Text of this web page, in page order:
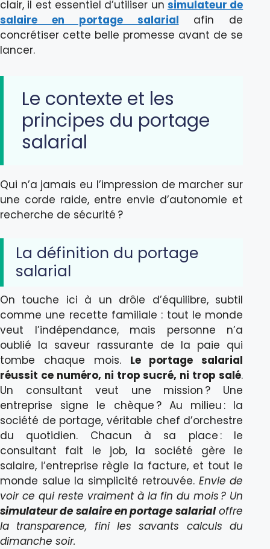
clair, il est essentiel d’utiliser un simulateur de
salaire en portage salarial afin de
concrétiser cette belle promesse avant de se
lancer.
Le contexte et les
principes du portage
salarial
Qui n’a jamais eu l’impression de marcher sur
une corde raide, entre envie d’autonomie et
recherche de sécurité ?
La définition du portage
salarial
On touche ici à un drôle d’équilibre, subtil
comme une recette familiale : tout le monde
veut l’indépendance, mais personne n’a
oublié la saveur rassurante de la paie qui
tombe chaque mois. Le portage salarial
réussit ce numéro, ni trop sucré, ni trop salé.
Un consultant veut une mission ? Une
entreprise signe le chèque ? Au milieu : la
société de portage, véritable chef d’orchestre
du quotidien. Chacun à sa place : le
consultant fait le job, la société gère le
salaire, l’entreprise règle la facture, et tout le
monde salue la simplicité retrouvée. Envie de
voir ce qui reste vraiment à la fin du mois ? Un
simulateur de salaire en portage salarialoffre
la transparence, fini les savants calculs du
dimanche soir.